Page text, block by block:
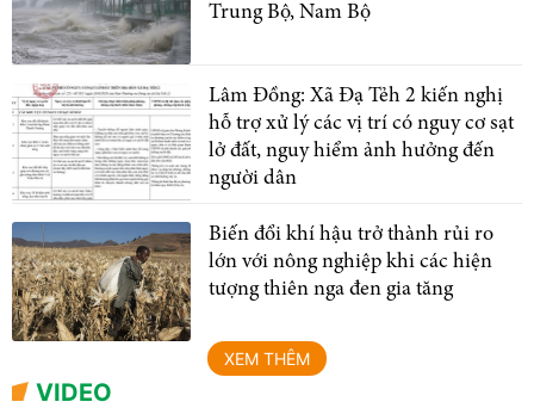
Trung Bộ, Nam Bộ
Lâm Đồng: Xã Đạ Tẻh 2 kiến nghị
hỗ trợ xử lý các vị trí có nguy cơ sạt
lở đất, nguy hiểm ảnh hưởng đến
người dân
Biến đổi khí hậu trở thành rủi ro
lớn với nông nghiệp khi các hiện
tượng thiên nga đen gia tăng
XEM THÊM
VIDEO